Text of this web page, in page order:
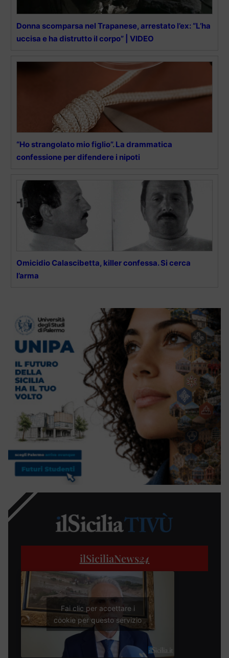
Donna scomparsa nel Trapanese, arrestato l’ex: “L’ha
uccisa e ha distrutto il corpo” | VIDEO
“Ho strangolato mio figlio”. La drammatica
confessione per difendere i nipoti
Omicidio Calascibetta, killer confessa. Si cerca
l’arma
ilSiciliaNews24
Fai clic per accettare i
cookie per questo servizio